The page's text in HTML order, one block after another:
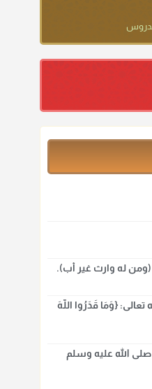
وابن عثيمين، وحسبك
أنه يدعو عند ختم
صحيحاً يعتمد عليه من
من عمل الصحابة رضي
تعالى: {وَمَا قَدَرُوا اللَّهَ
صلى الله عليه وسلم